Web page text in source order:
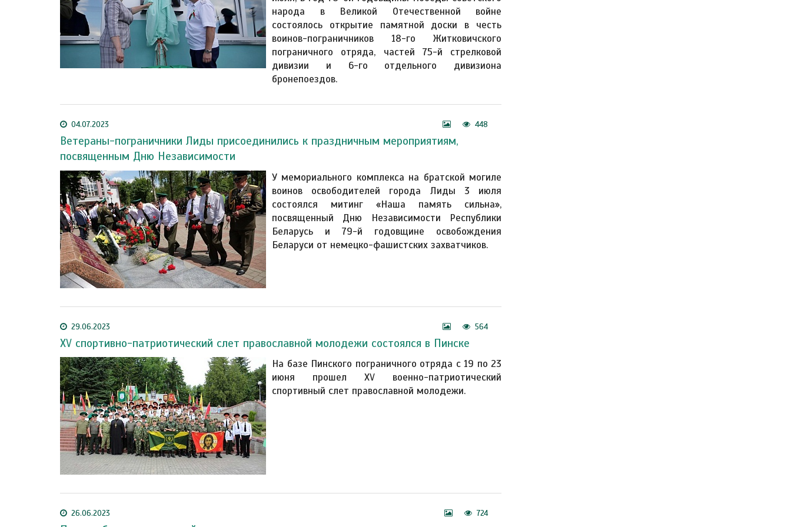
народа в Великой Отечественной войне
состоялось открытие памятной доски в честь
воинов-пограничников 18-го Житковичского
пограничного отряда, частей 75-й стрелковой
дивизии и 6-го отдельного дивизиона
бронепоездов.
04.07.2023 448
Ветераны-пограничники Лиды присоединились к праздничным мероприятиям,
посвященным Дню Независимости
У мемориального комплекса на братской могиле
воинов освободителей города Лиды 3 июля
состоялся митинг «Наша память сильна»,
посвященный Дню Независимости Республики
Беларусь и 79-й годовщине освобождения
Беларуси от немецко-фашистских захватчиков.
29.06.2023 564
XV спортивно-патриотический слет православной молодежи состоялся в Пинске
На базе Пинского пограничного отряда с 19 по 23
июня прошел XV военно-патриотический
спортивный слет православной молодежи.
26.06.2023 724